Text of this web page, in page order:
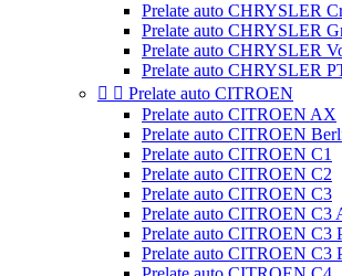
Prelate auto CHRYSLER
Prelate auto CHRYSLER
Prelate auto CHRYSLER
Prelate auto CHRYSLER
  Prelate auto CITROEN
Prelate auto CITROEN AX
Prelate auto CITROEN
Prelate auto CITROEN C1
Prelate auto CITROEN C2
Prelate auto CITROEN C3
Prelate auto CITROEN C3
Prelate auto CITROEN C3
Prelate auto CITROEN C3